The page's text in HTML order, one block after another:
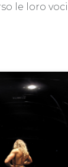
le loro voci.